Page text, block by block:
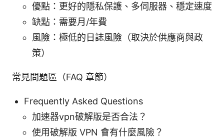
優點：更好的隱私保護、多伺服器、穩定速度
缺點：需要月/年費
風險：極低的日誌風險（取決於供應商與政
策）
常見問題區（FAQ 章節）
Frequently Asked Questions
加速器vpn破解版是否合法？
使用破解版 VPN 會有什麼風險？